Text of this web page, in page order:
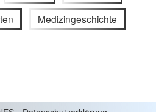
Medizingeschichte